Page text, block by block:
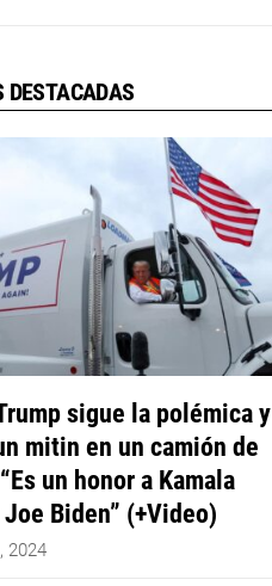
DESTACADAS
sigue la polémica y
mitin en un camión de
un honor a Kamala
Biden” (+Video)
2024